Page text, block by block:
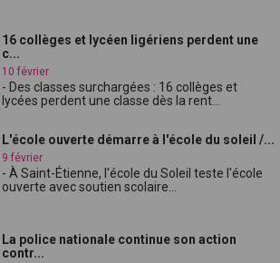
16 collèges et lycéen ligériens perdent une
c...
10 février
- Des classes surchargées : 16 collèges et
lycées perdent une classe dès la rent...
L'école ouverte démarre à l'école du soleil /...
9 février
- À Saint-Étienne, l'école du Soleil teste l'école
ouverte avec soutien scolaire...
La police nationale continue son action
contr...